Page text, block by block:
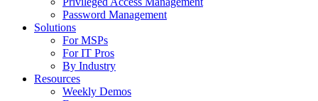
Password Management
Solutions
For MSPs
For IT Pros
By Industry
Resources
Weekly Demos